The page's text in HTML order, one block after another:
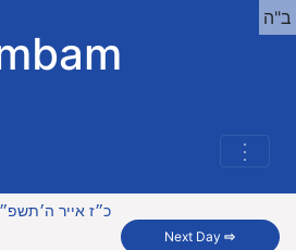
⋮
ב"ה
כ״ז אייר
Next Day⇨